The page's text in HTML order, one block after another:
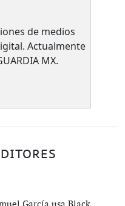
de medios
Actualmente
MX.